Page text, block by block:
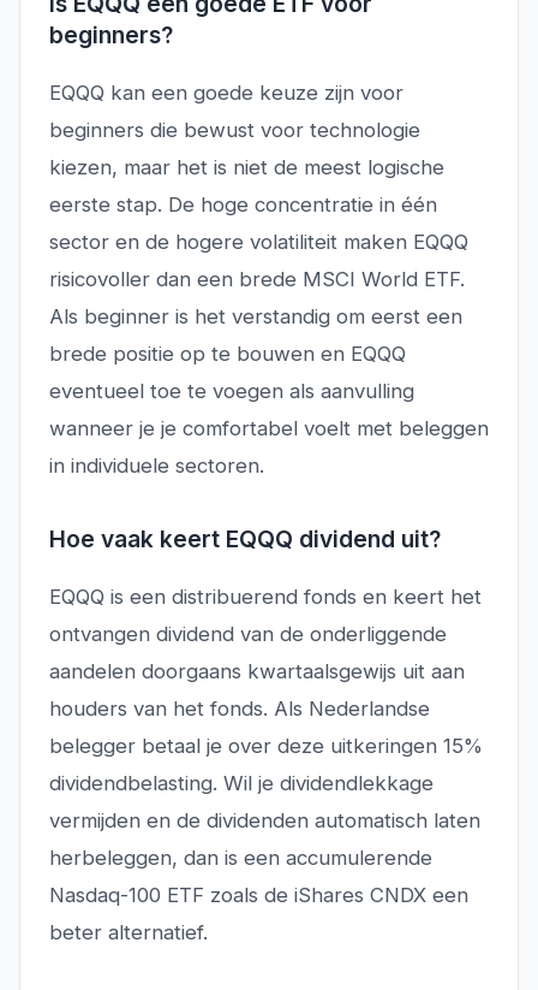
beginners?
EQQQ kan een goede keuze zijn voor
beginners die bewust voor technologie
kiezen, maar het is niet de meest logische
eerste stap. De hoge concentratie in één
sector en de hogere volatiliteit maken EQQQ
risicovoller dan een brede MSCI World ETF.
Als beginner is het verstandig om eerst een
brede positie op te bouwen en EQQQ
eventueel toe te voegen als aanvulling
wanneer je je comfortabel voelt met beleggen
in individuele sectoren.
Hoe vaak keert EQQQ dividend uit?
EQQQ is een distribuerend fonds en keert het
ontvangen dividend van de onderliggende
aandelen doorgaans kwartaalsgewijs uit aan
houders van het fonds. Als Nederlandse
belegger betaal je over deze uitkeringen 15%
dividendbelasting. Wil je dividendlekkage
vermijden en de dividenden automatisch laten
herbeleggen, dan is een accumulerende
Nasdaq-100 ETF zoals de iShares CNDX een
beter alternatief.